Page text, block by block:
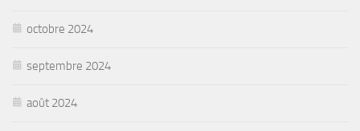
octobre 2024
septembre 2024
août 2024